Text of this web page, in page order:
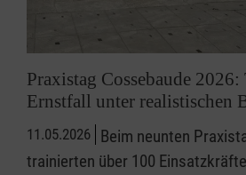
Praxistag Cossebaude
Ernstfall unter realistischen
11.05.2026 Beim neunten
trainierten über 100